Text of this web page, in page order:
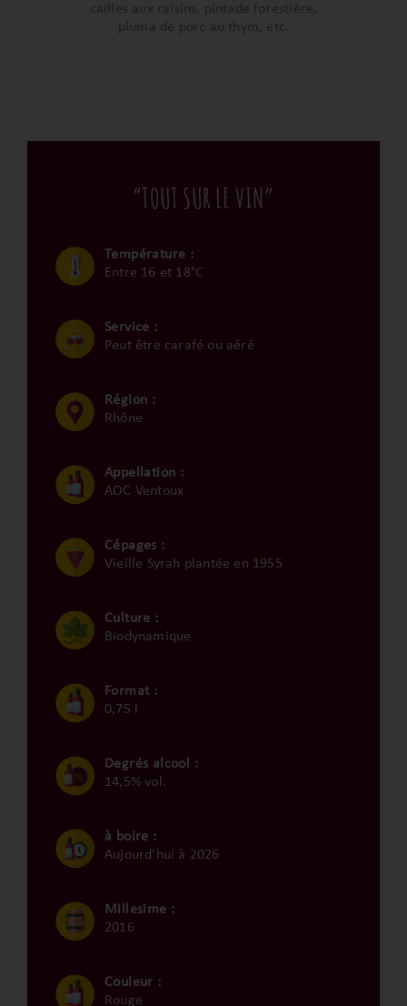
cailles aux raisins, pintade forestière,
pluma de porc au thym, etc.
“TOUT SUR LE VIN”
Température :
Entre 16 et 18°C
Service :
Peut être carafé ou aéré
Région :
Rhône
Appellation :
AOC Ventoux
Cépages :
Vieille Syrah plantée en 1955
Culture :
Biodynamique
Format :
0,75 l
Degrés alcool :
14,5% vol.
à boire :
Aujourd'hui à 2026
Millesime :
2016
Couleur :
Rouge